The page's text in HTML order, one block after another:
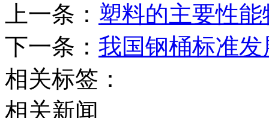
上一条： 塑料的主要性能
下一条： 我国钢桶标准发
相关标签：
相关新闻